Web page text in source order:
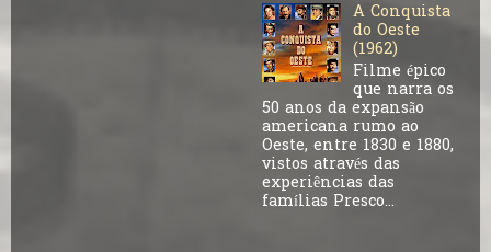
A Conquista
do Oeste
(1962)
Filme épico
que narra os
50 anos da expansão
americana rumo ao
Oeste, entre 1830 e 1880,
vistos através das
experiências das
famílias Presco...